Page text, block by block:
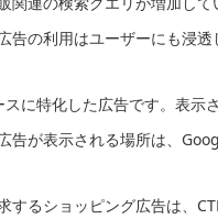
告の利用はユーザーにも浸透
に特化した広告です。表示
告が表示される場所は、
するショッピング広告は、